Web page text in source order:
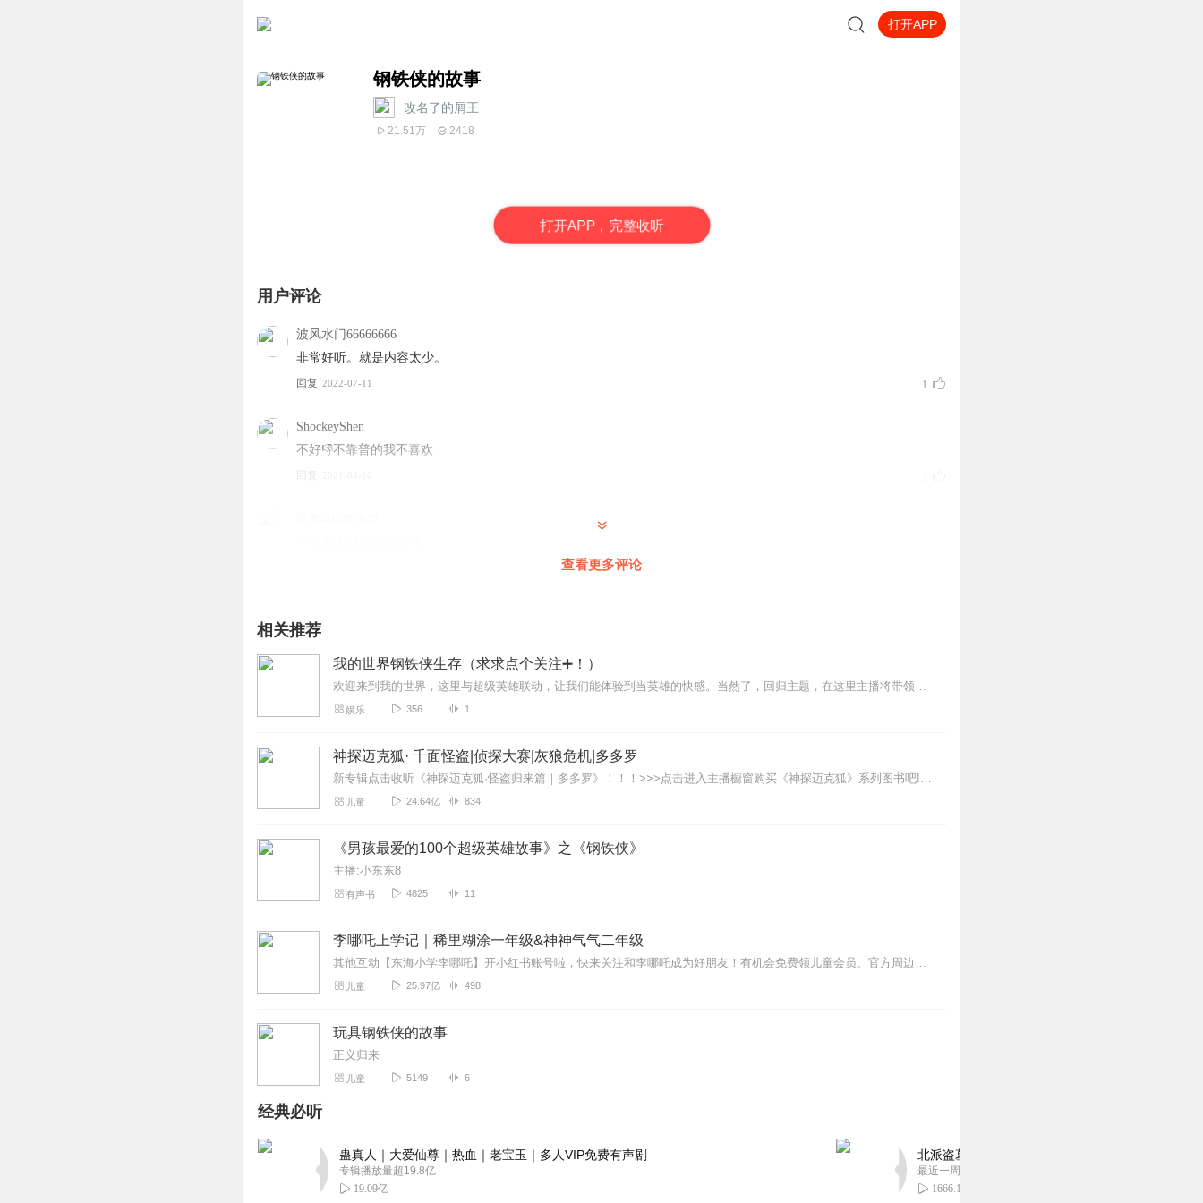
打开APP
钢铁侠的故事
改名了的屑王
21.51万 2418
打开APP，完整收听
用户评论
波风水门66666666
非常好听。就是内容太少。
回复 2022-07-11 1
ShockeyShen
不好👎不靠普的我不喜欢
回复
不不不好好好好好好好好好好好好好好好好好好好好好
2021-09-07
查看更多评论
相关推荐
我的世界钢铁侠生存（求求点个关注➕！）
欢迎来到我的世界，这里与超级英雄联动，让我们能体验到当英雄的快感。当然了，回归主题，在这里主播将带领大家制作钢铁战甲，击败怪物。这部剧讲述了史蒂夫（主播）被铁...
娱乐 356 1
神探迈克狐· 千面怪盗|侦探大赛|灰狼危机|多多罗
新专辑点击收听《神探迈克狐·怪盗归来篇｜多多罗》！！！>>>点击进入主播橱窗购买《神探迈克狐》系列图书吧!<<<多多罗故事【点击前往】收听多多罗其他好玩有趣的故...
儿童 24.64亿 834
《男孩最爱的100个超级英雄故事》之《钢铁侠》
主播:小东东8
有声书 4825 11
李哪吒上学记｜稀里糊涂一年级&神神气气二年级
其他互动【东海小学李哪吒】开小红书账号啦，快来关注和李哪吒成为好朋友！有机会免费领儿童会员、官方周边！【点击加入】东海小学广播站圈子，更多互动！李哪吒全新冒险番...
儿童 25.97亿 498
玩具钢铁侠的故事
正义归来
儿童 5149 6
经典必听
蛊真人｜大爱仙尊｜热血｜老宝玉｜多人VIP免费有声剧
专辑播放量超19.8亿
19.09亿
北派盗墓笔记丨头陀渊出品丨悬疑灵异丨摸金校尉
最近一周更新
1666.16万